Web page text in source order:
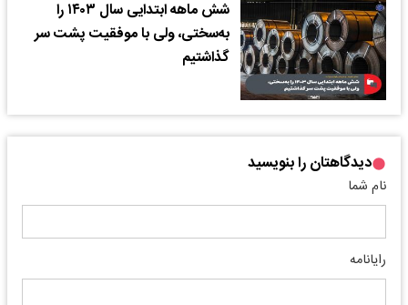
شش ماهه ابتدایی سال ۱۴۰۳ را
به‌سختی، ولی با موفقیت پشت سر
گذاشتیم
دیدگاهتان را بنویسید
نام شما
رایانامه